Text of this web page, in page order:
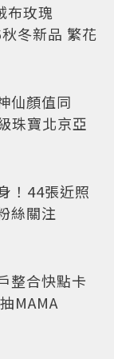
布玫瑰
冬新品 繁花
仙顏值同
珠寶北京亞
！44張近照
絲關注
整合快點卡
MAMA